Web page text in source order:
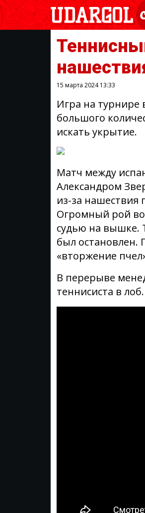
15 марта 202413:33
Игра на турнире
большого
искать укрытие.
Матч между
Александром
из-за нашествия
Огромный рой
судью на вышке.
был остановлен.
«вторжение
В перерыве
теннисиста в лоб.